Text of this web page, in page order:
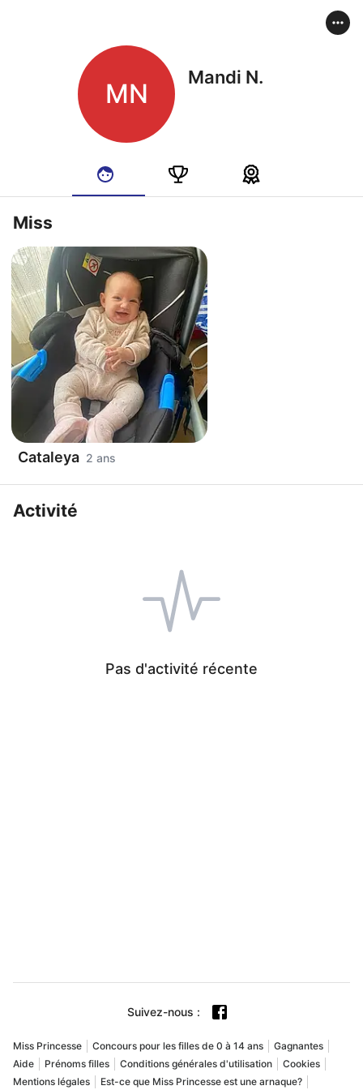
MN
Mandi N.
Miss
Cataleya 2 ans
Activité
Pas d'activité récente
Suivez-nous :
Miss Princesse Concours pour les filles de 0 à 14 ans
Gagnantes
Aide
Prénoms filles Conditions générales d'utilisation
Cookies
Mentions légales
Est-ce que Miss Princesse est une arnaque?